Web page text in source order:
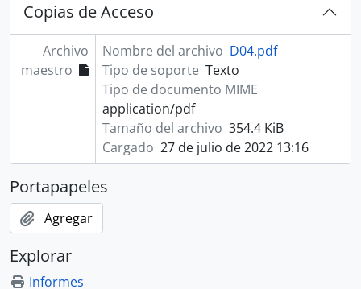
Copias de Acceso
Archivo
maestro
Nombre del archivo D04.pdf
Tipo de soporte Texto
Tipo de documento MIME
application/pdf
Tamaño del archivo 354.4 KiB
Cargado 27 de julio de 2022 13:16
Portapapeles
Agregar
Explorar
Informes